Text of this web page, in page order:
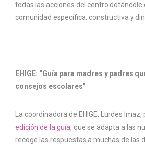
todas las acciones del centro dotándole
comunidad específica, constructiva y
EHIGE: “Guía para madres y padres
consejos escolares”
La coordinadora de EHIGE, Lurdes
edición de la guía, que se adapta a las
recoge las respuestas a muchas de las